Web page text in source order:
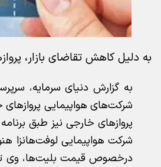
به دلیل کاهش تقاضای بازار،
به گزارش دنیای سرمایه،
شرکت‌های هواپیمایی
پروازهای خارجی نیز طبق
شرکت هواپیمایی لوفت‌هانزا
درخصوص قیمت بلیت‌ها، وی